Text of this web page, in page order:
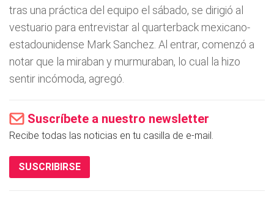
tras una práctica del equipo el sábado, se dirigió al
vestuario para entrevistar al quarterback mexicano-
estadounidense Mark Sanchez. Al entrar, comenzó a
notar que la miraban y murmuraban, lo cual la hizo
sentir incómoda, agregó.
Suscríbete a nuestro newsletter
Recibe todas las noticias en tu casilla de e-mail.
SUSCRIBIRSE